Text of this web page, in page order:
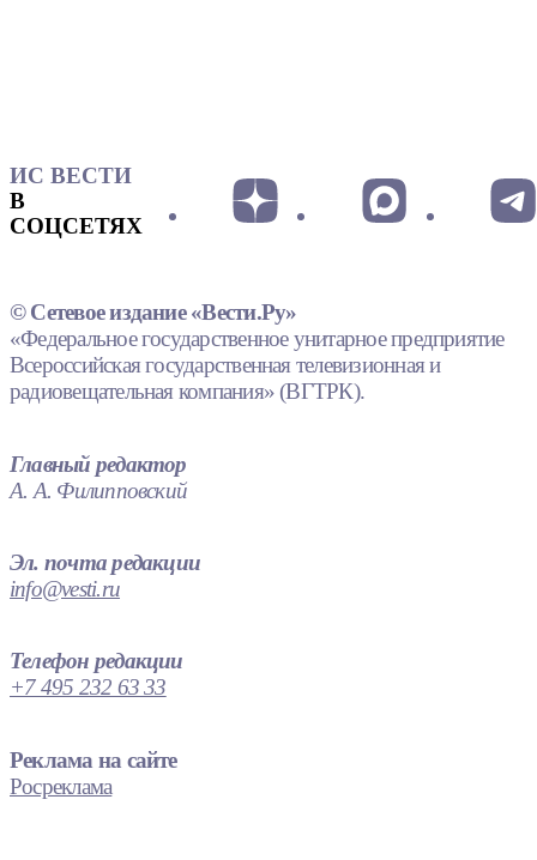
ИС ВЕСТИ
В
СОЦСЕТЯХ
© Сетевое издание «Вести.Ру»
«Федеральное государственное унитарное предприятие
Всероссийская государственная телевизионная и
радиовещательная компания» (ВГТРК).
Главный редактор
А. А. Филипповский
Эл. почта редакции
info@vesti.ru
Телефон редакции
+7 495 232 63 33
Реклама на сайте
Росреклама